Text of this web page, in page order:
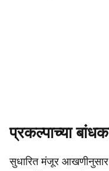
प्रकल्पाच्या
सुधारित मंजूर